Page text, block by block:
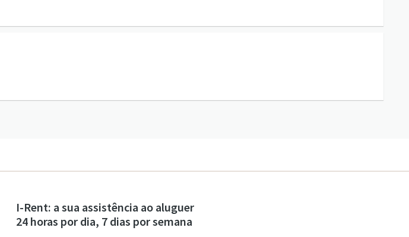
I-Rent: a sua assistência ao aluguer
24 horas por dia, 7 dias por semana